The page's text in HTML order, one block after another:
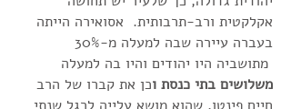
אקלקטית ורב-תרבותית. אסואירה הייתה
בעברה עיירה שבה למעלה מ-30%
מתושביה היו יהודים והיו בה למעלה
משלושים בתי כנסת וכן את קברו של הרב